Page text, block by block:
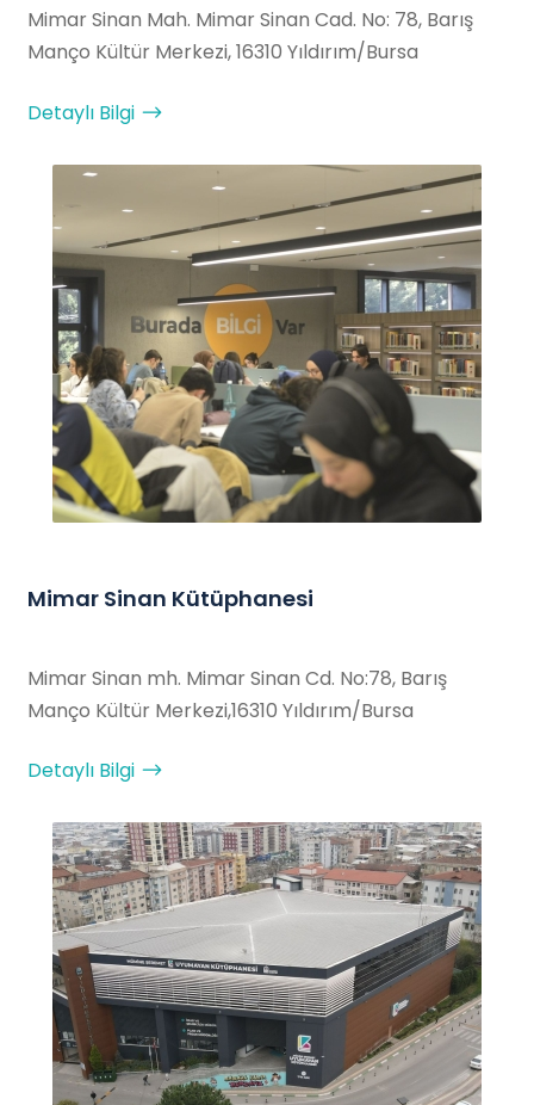
Mimar Sinan Mah. Mimar Sinan Cad. No: 78, Barış
Manço Kültür Merkezi, 16310 Yıldırım/Bursa
Detaylı Bilgi
Mimar Sinan Kütüphanesi
Mimar Sinan mh. Mimar Sinan Cd. No:78, Barış
Manço Kültür Merkezi,16310 Yıldırım/Bursa
Detaylı Bilgi